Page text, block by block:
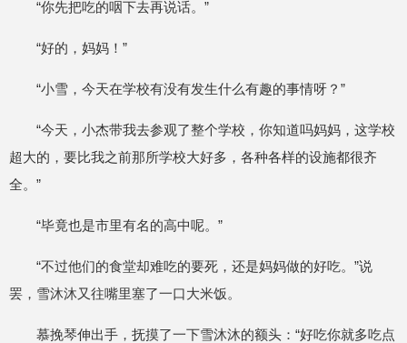
“你先把吃的咽下去再说话。”
“好的，妈妈！”
“小雪，今天在学校有没有发生什么有趣的事情呀？”
“今天，小杰带我去参观了整个学校，你知道吗妈妈，这学校
超大的，要比我之前那所学校大好多，各种各样的设施都很齐
全。”
“毕竟也是市里有名的高中呢。”
“不过他们的食堂却难吃的要死，还是妈妈做的好吃。”说
罢，雪沐沐又往嘴里塞了一口大米饭。
慕挽琴伸出手，抚摸了一下雪沐沐的额头：“好吃你就多吃点